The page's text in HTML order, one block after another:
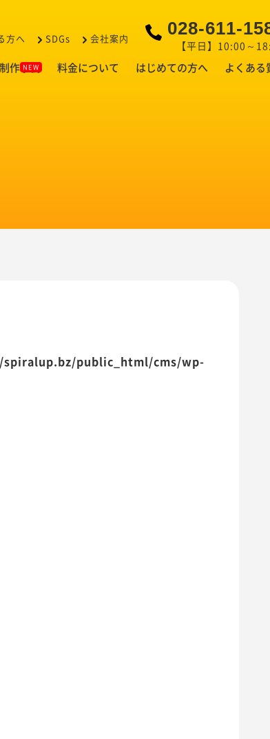
方へ SDGs 会社案内
028-611-
【平日】10:00～
作事例 料金について はじめての方へ よくある
spiralup.bz/public_html/cms/wp-